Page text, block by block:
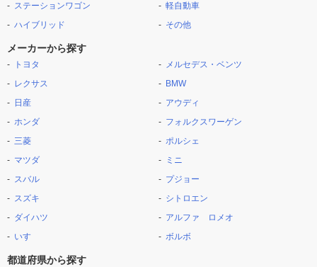
ステーションワゴン
ハイブリッド
軽自動車
その他
メーカーから探す
トヨタ
レクサス
日産
ホンダ
三菱
マツダ
スバル
スズキ
ダイハツ
いすゞ
メルセデス・ベンツ
BMW
アウディ
フォルクスワーゲン
ポルシェ
ミニ
プジョー
シトロエン
アルファ ロメオ
ボルボ
都道府県から探す